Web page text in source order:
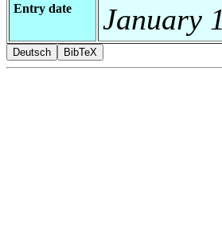
Entry date January